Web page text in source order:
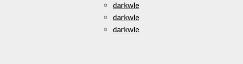
darkwle
darkwle
darkwle